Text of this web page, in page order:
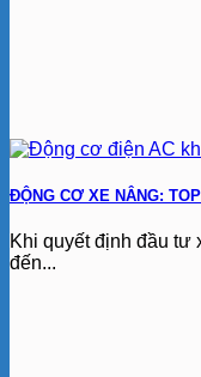
ĐỘNG CƠ XE NÂNG:
Khi quyết định đầu tư
đến...